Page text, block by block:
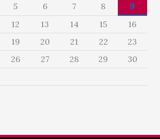
5 6 7 8
9
12 13 14 15
16
19 20 21 22
23
26 27 28 29
30